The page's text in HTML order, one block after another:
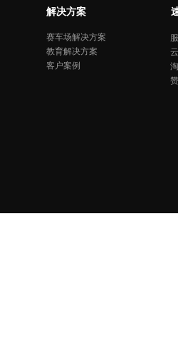
赛车场解决方案
教育解决方案
客户案例
解决方案